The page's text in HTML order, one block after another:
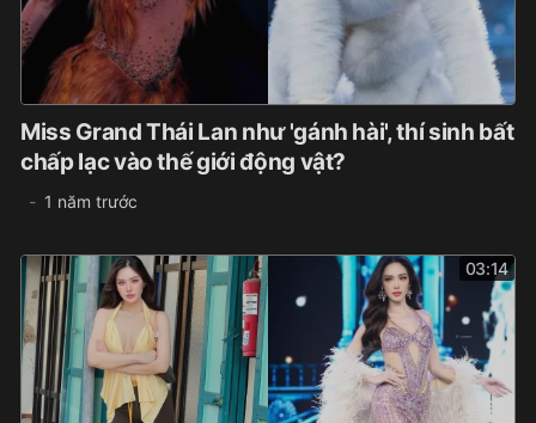
Miss Grand Thái Lan như 'gánh hài', thí sinh bất
chấp lạc vào thế giới động vật?
1 năm trước
03:14